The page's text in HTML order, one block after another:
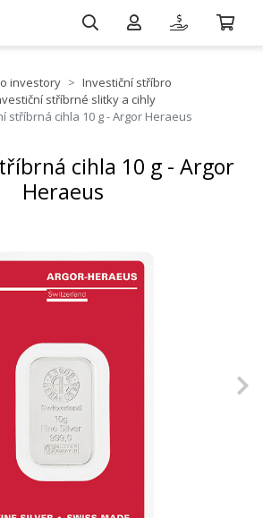
investory
Investiční stříbro
stříbrné slitky a cihly
stříbrná cihla 10 g - Argor Heraeus
cihla 10 g - Argor
Heraeus